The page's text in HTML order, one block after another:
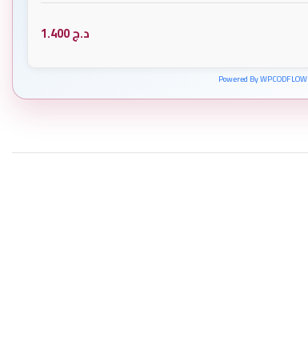
د.ج
Powered By WPCODFLOW